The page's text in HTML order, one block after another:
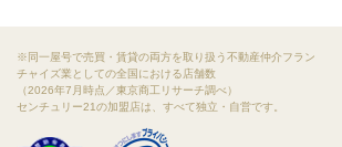
※同一屋号で売買・賃貸の両方を取り扱う不動産仲介フラン
チャイズ業としての全国における店舗数
（2026年7月時点／東京商工リサーチ調べ）
センチュリー21の加盟店は、すべて独立・自営です。